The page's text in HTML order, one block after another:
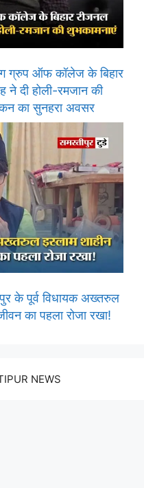
ग्रुप ऑफ कॉलेज के बिहार
ने दी होली-रमजान की
का सुनहरा अवसर
के पूर्व विधायक अख्तरुल
का पहला रोजा रखा!
NEWS